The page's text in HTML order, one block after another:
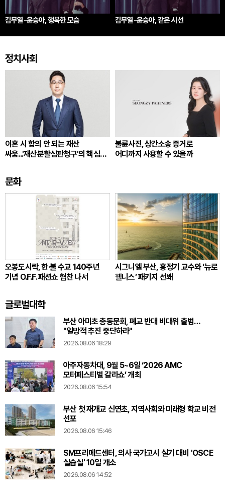
김무열-윤승아, 행복한 모습 김무열-윤승아, 같은 시선
정치사회
이혼 시 합의 안 되는 재산
싸움...'재산분할심판청구'의 핵심
불륜사진, 상간소송 증거로
어디까지 사용할 수 있을까
문화
오봉도시락, 한·불 수교 140주년
기념 O.F.F. 패션쇼 협찬 나서
시그니엘 부산, 홍정기 교수와 ‘뉴로
웰니스’ 패키지 선봬
글로벌대학
부산 아미초 총동문회, 폐교 반대 비대위 출범…
"일방적 추진 중단하라"
2026.08.06 18:29
아주자동차대, 9월 5~6일 ‘2026 AMC
모터페스티벌 갈라쇼’ 개최
2026.08.06 15:54
부산 첫 재개교 신연초, 지역사회와 미래형 학교 비전
선포
2026.08.06 15:46
SM프리메드센터, 의사 국가고시 실기 대비 'OSCE
실습실' 10일 개소
2026.08.06 14:52